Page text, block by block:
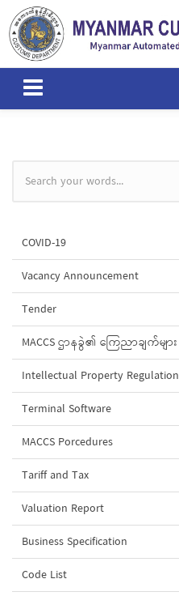
Skip to main content
Search form
COVID-19
Vacancy Announcement
Tender
MACCS ဌာနခွဲ၏ ကြေညာချက်များ
Intellectual Property Regulation
Terminal Software
MACCS Porcedures
Tariff and Tax
Valuation Report
Business Specification
Code List